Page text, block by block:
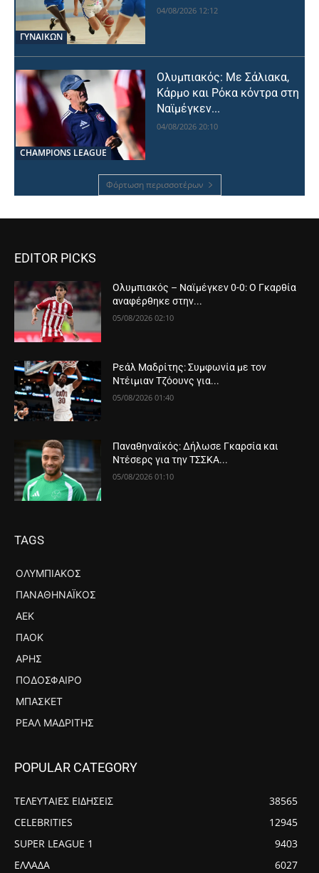
ΓΥΝΑΙΚΩΝ
04/08/2026 12:12
CHAMPIONS LEAGUE
Ολυμπιακός: Με Σάλιακα,
Κάρμο και Ρόκα κόντρα στη
Ναϊμέγκεν...
04/08/2026 20:10
Φόρτωση περισσοτέρων
EDITOR PICKS
Ολυμπιακός – Ναϊμέγκεν 0-0: Ο Γκαρθία
αναφέρθηκε στην...
05/08/2026 02:10
Ρεάλ Μαδρίτης: Συμφωνία με τον
Ντέιμιαν Τζόουνς για...
05/08/2026 01:40
Παναθηναϊκός: Δήλωσε Γκαρσία και
Ντέσερς για την ΤΣΣΚΑ...
05/08/2026 01:10
TAGS
ΟΛΥΜΠΙΑΚΌΣ
ΠΑΝΑΘΗΝΑΪΚΌΣ
ΑΕΚ
ΠΑΟΚ
ΆΡΗΣ
ΠΟΔΌΣΦΑΙΡΟ
ΜΠΆΣΚΕΤ
ΡΕΆΛ ΜΑΔΡΊΤΗΣ
POPULAR CATEGORY
ΤΕΛΕΥΤΑΙΕΣ ΕΙΔΗΣΕΙΣ
38565
CELEBRITIES
12945
SUPER LEAGUE 1
9403
ΕΛΛΑΔΑ
6027